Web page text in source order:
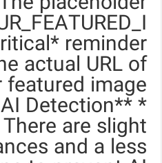
reminder
actual URL of
image.
AI Detection
are slight
and a less